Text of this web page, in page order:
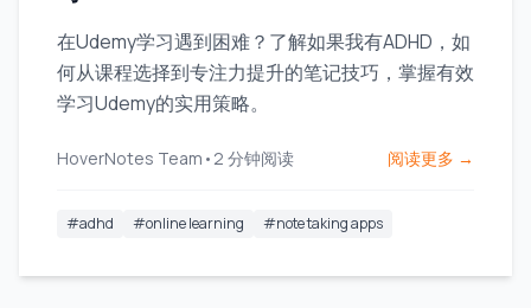
在Udemy学习遇到困难？了解如果我有ADHD，如
何从课程选择到专注力提升的笔记技巧，掌握有效
学习Udemy的实用策略。
HoverNotes Team • 2 分钟阅读 阅读更多 →
#adhd #online learning #note taking apps